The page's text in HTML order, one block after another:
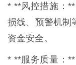
* **风控措施：
损线、预警机制
资金安全。
* **服务质量：